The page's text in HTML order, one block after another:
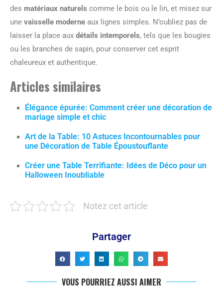
des matériaux naturels comme le bois ou le lin, et misez sur
une vaisselle moderne aux lignes simples. N’oubliez pas de
laisser la place aux détails intemporels, tels que les bougies
ou les branches de sapin, pour conserver cet esprit
chaleureux et authentique.
Articles similaires
Élégance épurée: Comment créer une décoration de
mariage simple et chic
Art de la Table: 10 Astuces Incontournables pour
une Décoration de Table Époustouflante
Créer une Table Terrifiante: Idées de Déco pour un
Halloween Inoubliable
Notez cet article
Partager
VOUS POURRIEZ AUSSI AIMER